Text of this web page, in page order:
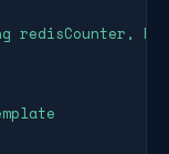
redisCounter,